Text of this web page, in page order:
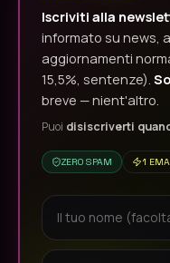
Iscriviti alla
informato su news,
aggiornamenti
15,5%, sentenze).
breve — nient'altro.
Puoi disiscriverti
ZERO SPAM 1